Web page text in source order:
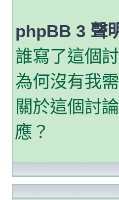
phpBB 3 聲
誰寫了這個
為何沒有我
關於這個討
應？